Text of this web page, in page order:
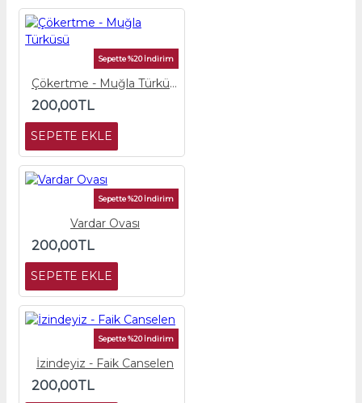
Sepette %20 İndirim
Çökertme - Muğla Türküsü
200,00TL
SEPETE EKLE
Sepette %20 İndirim
Vardar Ovası
200,00TL
SEPETE EKLE
Sepette %20 İndirim
İzindeyiz - Faik Canselen
200,00TL